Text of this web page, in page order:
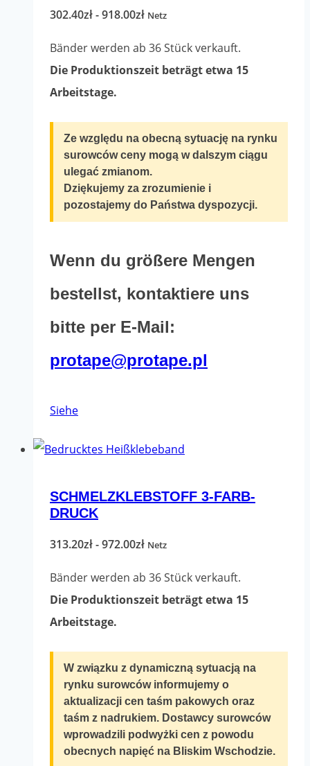
Optionen
Produktseite
ausgewählt
werden
302.40zł-918.00złPreisspanne:
Netz
Bänder werden ab 36 Stück verkauft.
Die Produktionszeit beträgt etwa 15
Arbeitstage.
Ze względu na obecną sytuację na rynku
surowców ceny mogą w dalszym ciągu
ulegać zmianom.
Dziękujemy za zrozumienie i
pozostajemy do Państwa dyspozycji.
Wenn du größere Mengen
bestellst, kontaktiere uns
bitte per E-Mail:
protape@protape.pl
SieheDieses
hat
Varianten.
Die
Optionen
Produktseite
ausgewählt
werden
SCHMELZKLEBSTOFF 3-FARB-
DRUCK
313.20zł-972.00złPreisspanne:
Netz
Bänder werden ab 36 Stück verkauft.
Die Produktionszeit beträgt etwa 15
Arbeitstage.
W związku z dynamiczną sytuacją na
rynku surowców informujemy o
aktualizacji cen taśm pakowych oraz
taśm z nadrukiem. Dostawcy surowców
wprowadzili podwyżki cen z powodu
obecnych napięć na Bliskim Wschodzie.